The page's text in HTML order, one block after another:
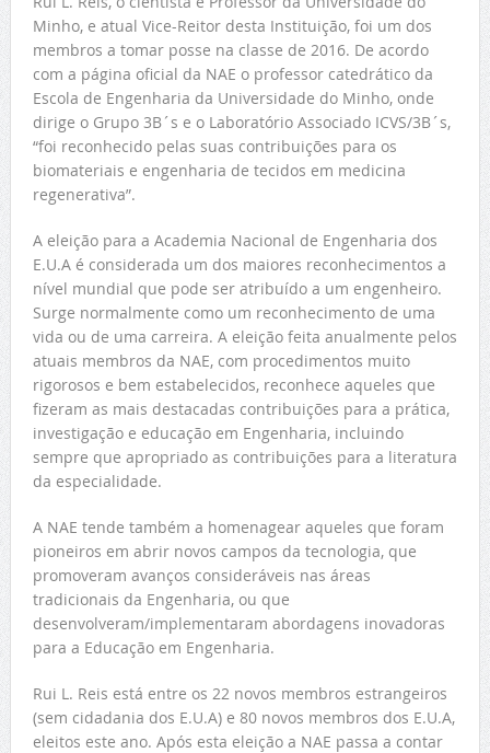
Minho, e atual Vice-Reitor desta Instituição, foi um dos
membros a tomar posse na classe de 2016. De acordo
com a página oficial da NAE o professor catedrático da
Escola de Engenharia da Universidade do Minho, onde
dirige o Grupo 3B´s e o Laboratório Associado ICVS/3B´s,
“foi reconhecido pelas suas contribuições para os
biomateriais e engenharia de tecidos em medicina
regenerativa”.
A eleição para a Academia Nacional de Engenharia dos
E.U.A é considerada um dos maiores reconhecimentos a
nível mundial que pode ser atribuído a um engenheiro.
Surge normalmente como um reconhecimento de uma
vida ou de uma carreira. A eleição feita anualmente pelos
atuais membros da NAE, com procedimentos muito
rigorosos e bem estabelecidos, reconhece aqueles que
fizeram as mais destacadas contribuições para a prática,
investigação e educação em Engenharia, incluindo
sempre que apropriado as contribuições para a literatura
da especialidade.
A NAE tende também a homenagear aqueles que foram
pioneiros em abrir novos campos da tecnologia, que
promoveram avanços consideráveis nas áreas
tradicionais da Engenharia, ou que
desenvolveram/implementaram abordagens inovadoras
para a Educação em Engenharia.
Rui L. Reis está entre os 22 novos membros estrangeiros
(sem cidadania dos E.U.A) e 80 novos membros dos E.U.A,
eleitos este ano. Após esta eleição a NAE passa a contar